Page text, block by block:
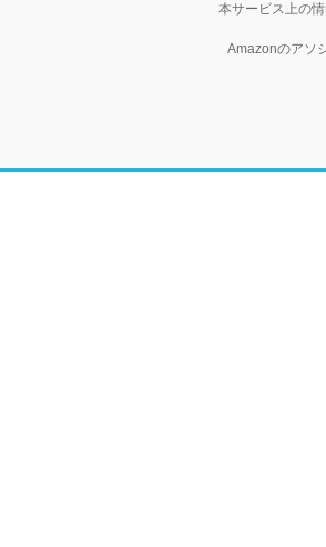
本サービス上の
Amazonのアソ